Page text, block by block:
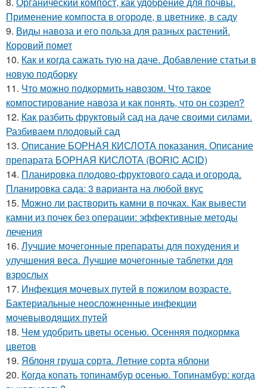
Применение компоста в огороде, в цветнике, в саду
9. Виды навоза и его польза для разных растений.
Коровий помет
10. Как и когда сажать тую на даче. Добавление статьи в
новую подборку
11. Что можно подкормить навозом. Что такое
компостирование навоза и как понять, что он созрел?
12. Как разбить фруктовый сад на даче своими силами.
Разбиваем плодовый сад
13. Описание БОРНАЯ КИСЛОТА показания. Описание
препарата БОРНАЯ КИСЛОТА (BORIC ACID)
14. Планировка плодово-фруктового сада и огорода.
Планировка сада: 3 варианта на любой вкус
15. Можно ли растворить камни в почках. Как вывести
камни из почек без операции: эффективные методы
лечения
16. Лучшие мочегонные препараты для похудения и
улучшения веса. Лучшие мочегонные таблетки для
взрослых
17. Инфекция мочевых путей в пожилом возрасте.
Бактериальные неосложненные инфекции
мочевыводящих путей
18. Чем удобрить цветы осенью. Осенняя подкормка
цветов
19. Яблоня груша сорта. Летние сорта яблони
20. Когда копать топинамбур осенью. Топинамбур: когда